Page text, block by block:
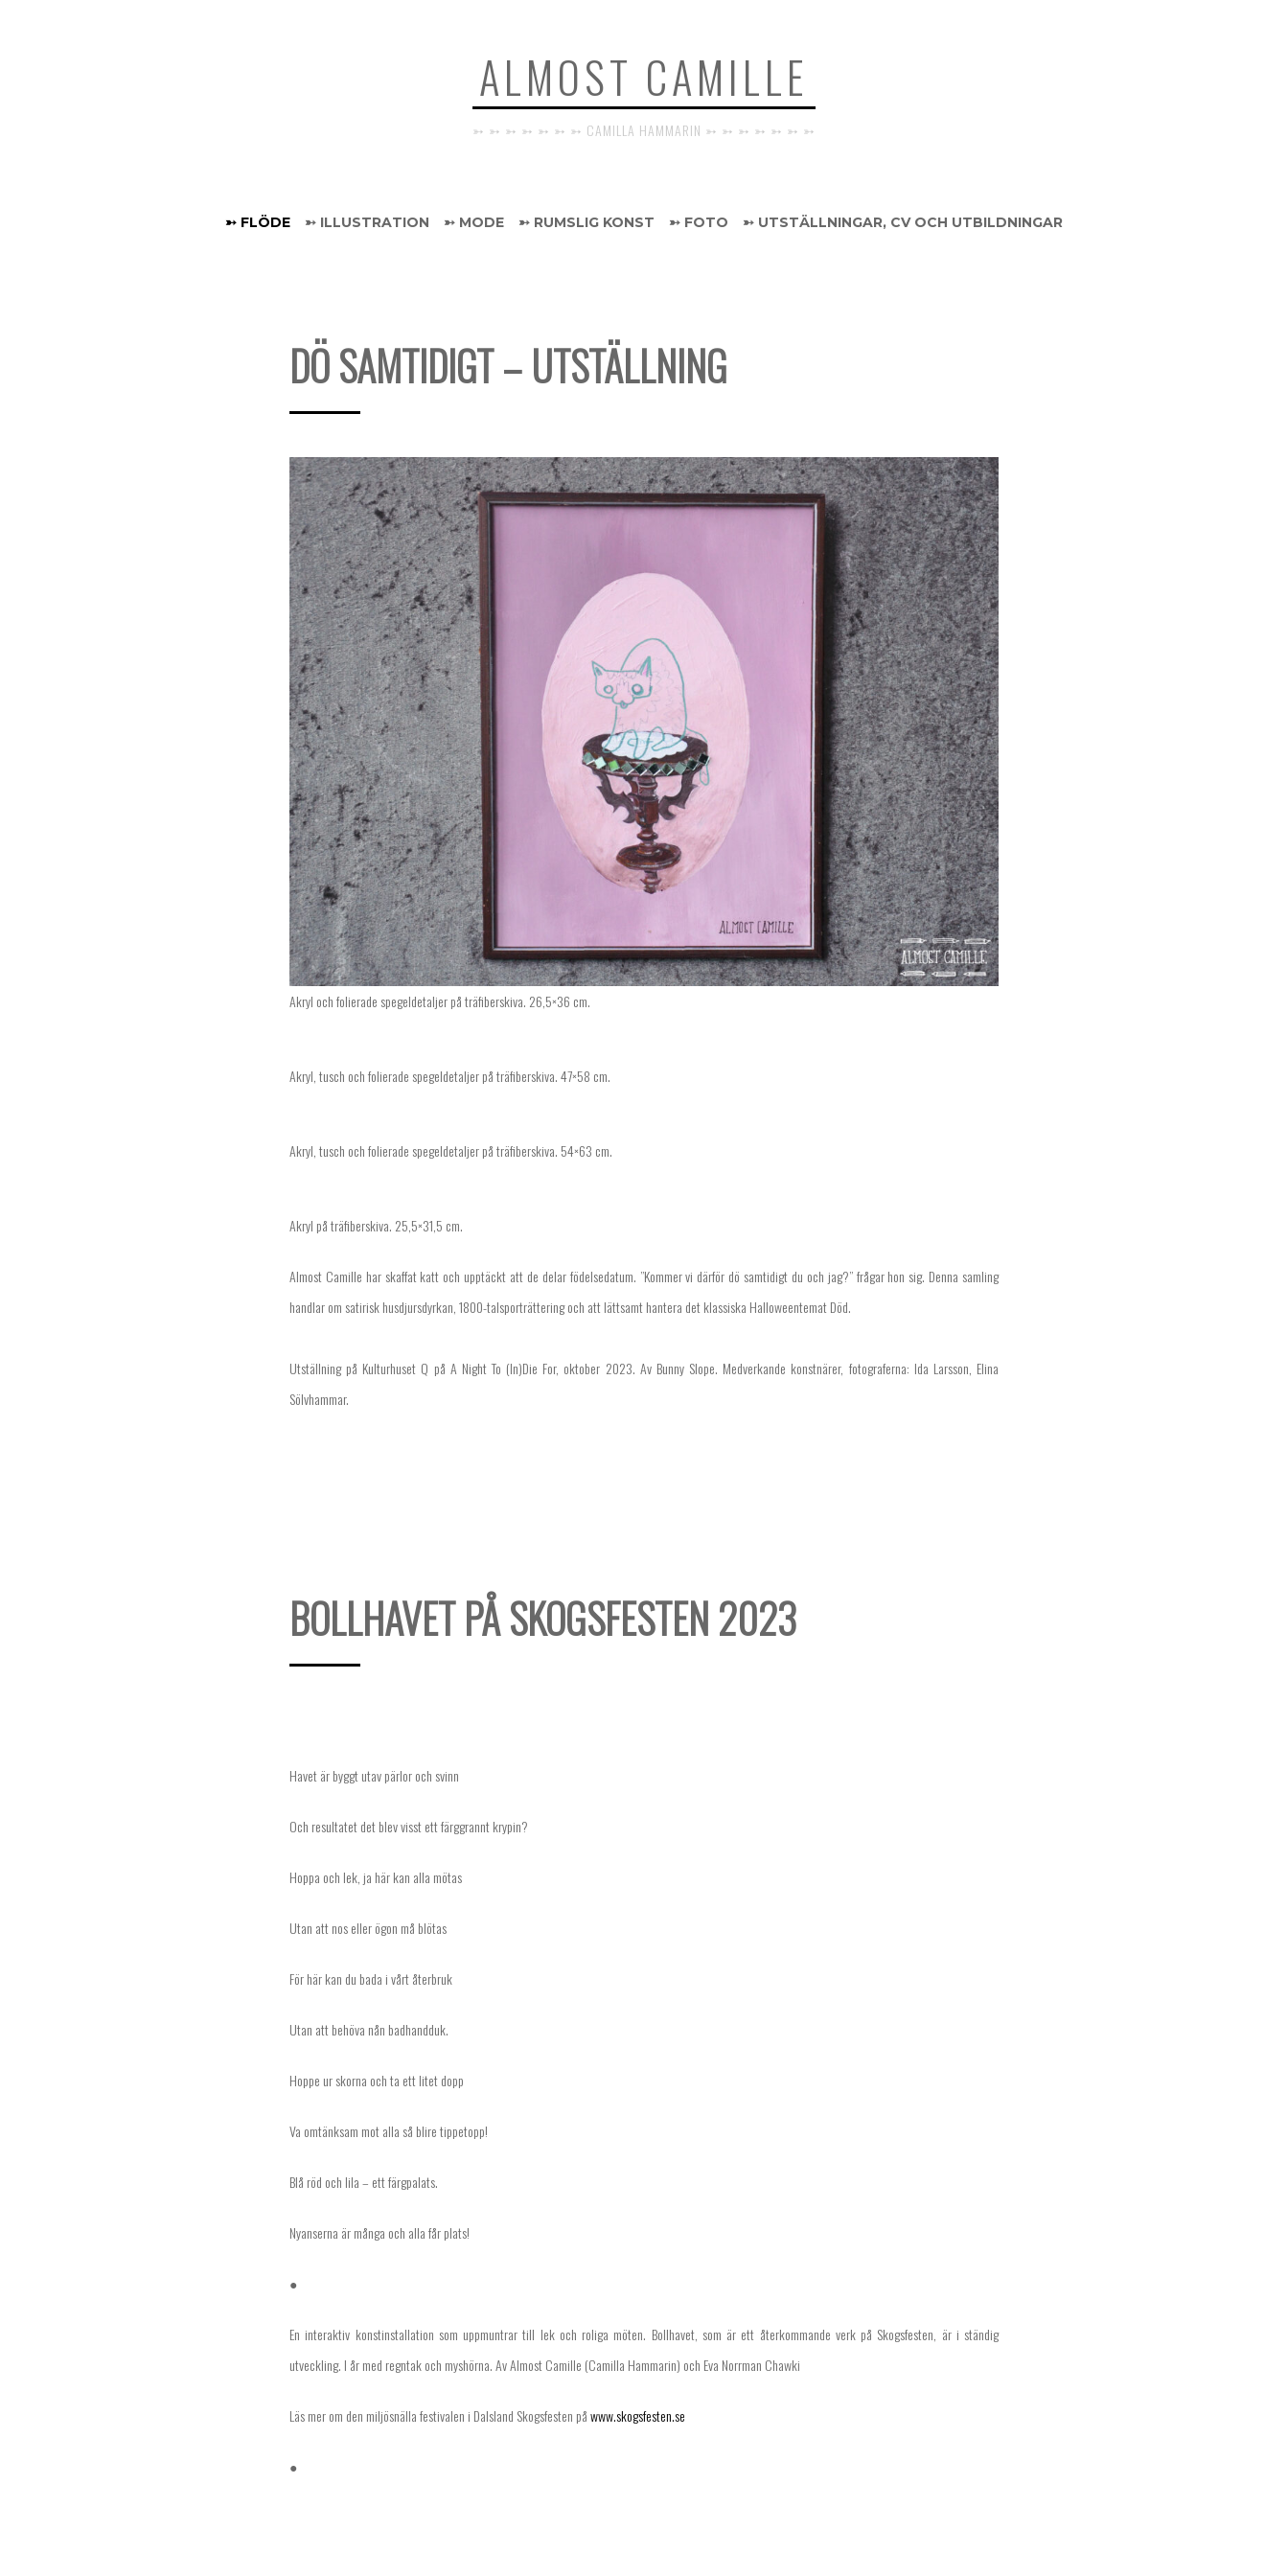
ALMOST CAMILLE
➳ ➳ ➳ ➳ ➳ ➳ ➳ CAMILLA HAMMARIN ➳ ➳ ➳ ➳ ➳ ➳ ➳
➳ FLÖDE ➳ ILLUSTRATION ➳ MODE ➳ RUMSLIG KONST ➳ FOTO ➳ UTSTÄLLNINGAR, CV OCH UTBILDNINGAR
DÖ SAMTIDIGT – UTSTÄLLNING
9
januari,
2024
Akryl och folierade spegeldetaljer på träfiberskiva. 26,5×36 cm.
Akryl, tusch och folierade spegeldetaljer på träfiberskiva. 47×58 cm.
Akryl, tusch och folierade spegeldetaljer på träfiberskiva. 54×63 cm.
Akryl på träfiberskiva. 25,5×31,5 cm.
Almost Camille har skaffat katt och upptäckt att de delar födelsedatum. ”Kommer vi därför dö samtidigt du och jag?” frågar hon sig. Denna samling
handlar om satirisk husdjursdyrkan, 1800-talsporträttering och att lättsamt hantera det klassiska Halloweentemat Död.
Utställning på Kulturhuset Q på A Night To (In)Die For, oktober 2023. Av Bunny Slope. Medverkande konstnärer, fotograferna: Ida Larsson, Elina
Sölvhammar.
BOLLHAVET PÅ SKOGSFESTEN 2023
2023
Havet är byggt utav pärlor och svinn
Och resultatet det blev visst ett färggrannt krypin?
Hoppa och lek, ja här kan alla mötas
Utan att nos eller ögon må blötas
För här kan du bada i vårt återbruk
Utan att behöva nån badhandduk.
Hoppe ur skorna och ta ett litet dopp
Va omtänksam mot alla så blire tippetopp!
Blå röd och lila – ett färgpalats.
Nyanserna är många och alla får plats!
●
En interaktiv konstinstallation som uppmuntrar till lek och roliga möten. Bollhavet, som är ett återkommande verk på Skogsfesten, är i ständig
utveckling. I år med regntak och myshörna. Av Almost Camille (Camilla Hammarin) och Eva Norrman Chawki
Läs mer om den miljösnälla festivalen i Dalsland Skogsfesten påwww.skogsfesten.se
●